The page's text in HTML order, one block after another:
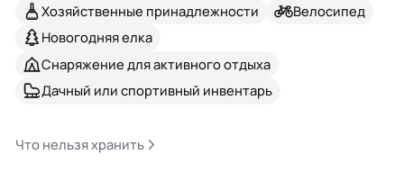
Хозяйственные принадлежности
Велосипед
Новогодняя елка
Снаряжение для активного отдыха
Дачный или спортивный инвентарь
Что нельзя хранить